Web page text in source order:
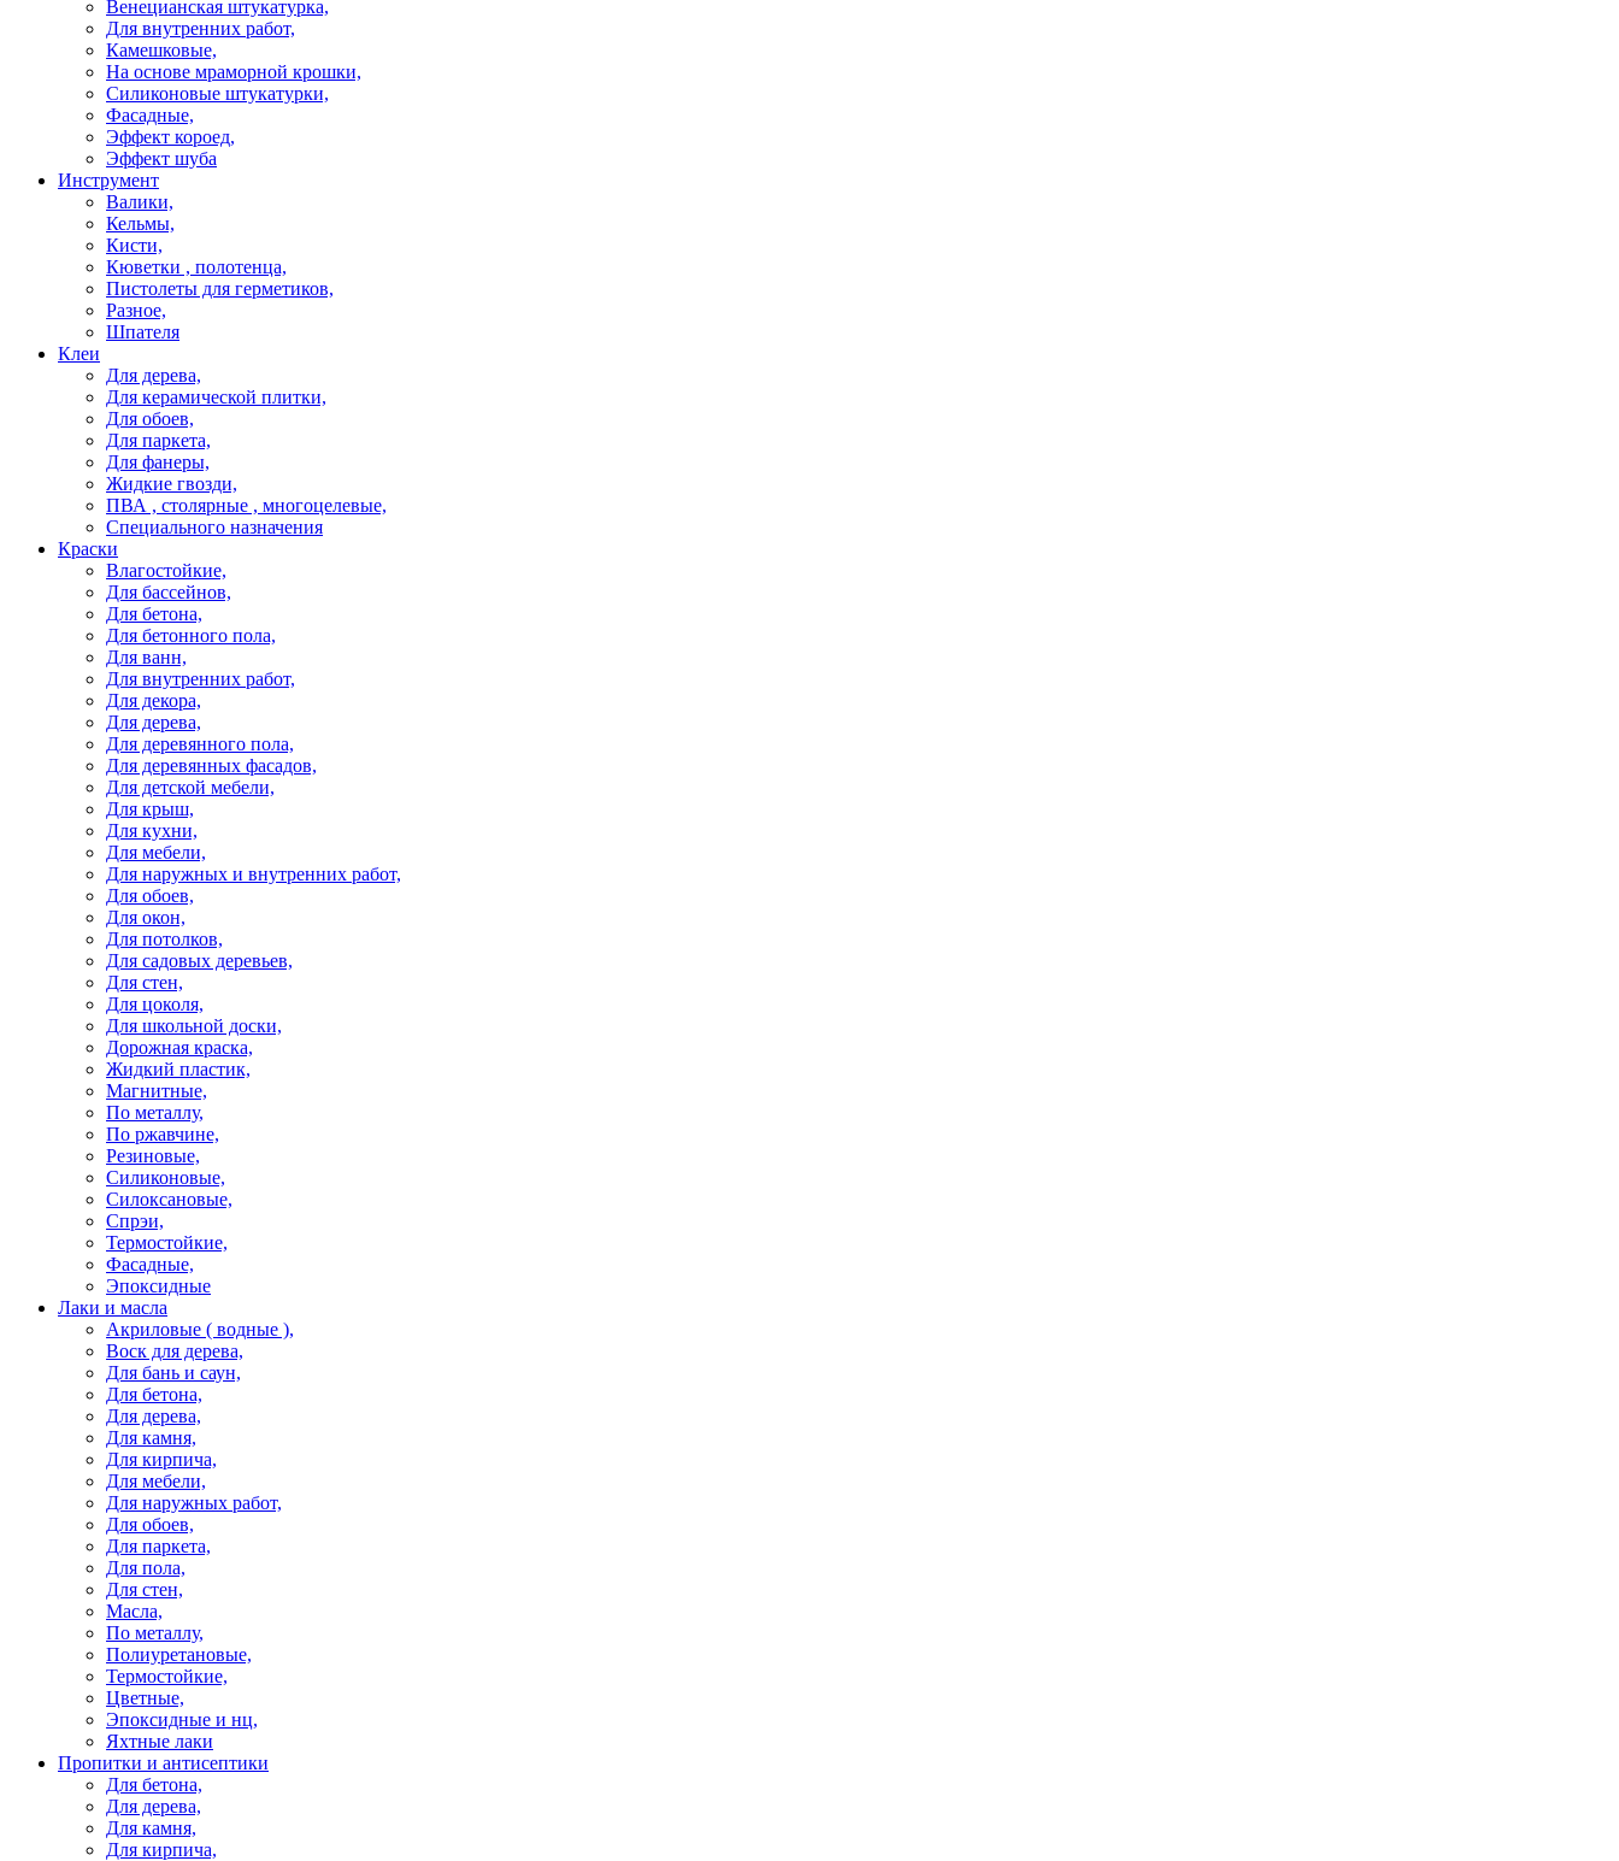
Венецианская штукатурка,
Для внутренних работ,
Камешковые,
На основе мраморной крошки,
Силиконовые штукатурки,
Фасадные,
Эффект короед,
Эффект шуба
Инструмент
Валики,
Кельмы,
Кисти,
Кюветки , полотенца,
Пистолеты для герметиков,
Разное,
Шпателя
Клеи
Для дерева,
Для керамической плитки,
Для обоев,
Для паркета,
Для фанеры,
Жидкие гвозди,
ПВА , столярные , многоцелевые,
Специального назначения
Краски
Влагостойкие,
Для бассейнов,
Для бетона,
Для бетонного пола,
Для ванн,
Для внутренних работ,
Для декора,
Для дерева,
Для деревянного пола,
Для деревянных фасадов,
Для детской мебели,
Для крыш,
Для кухни,
Для мебели,
Для наружных и внутренних работ,
Для обоев,
Для окон,
Для потолков,
Для садовых деревьев,
Для стен,
Для цоколя,
Для школьной доски,
Дорожная краска,
Жидкий пластик,
Магнитные,
По металлу,
По ржавчине,
Резиновые,
Силиконовые,
Силоксановые,
Спрэи,
Термостойкие,
Фасадные,
Эпоксидные
Лаки и масла
Акриловые ( водные ),
Воск для дерева,
Для бань и саун,
Для бетона,
Для дерева,
Для камня,
Для кирпича,
Для мебели,
Для наружных работ,
Для обоев,
Для паркета,
Для пола,
Для стен,
Масла,
По металлу,
Полиуретановые,
Термостойкие,
Цветные,
Эпоксидные и нц,
Яхтные лаки
Пропитки и антисептики
Для бетона,
Для дерева,
Для камня,
Для кирпича,